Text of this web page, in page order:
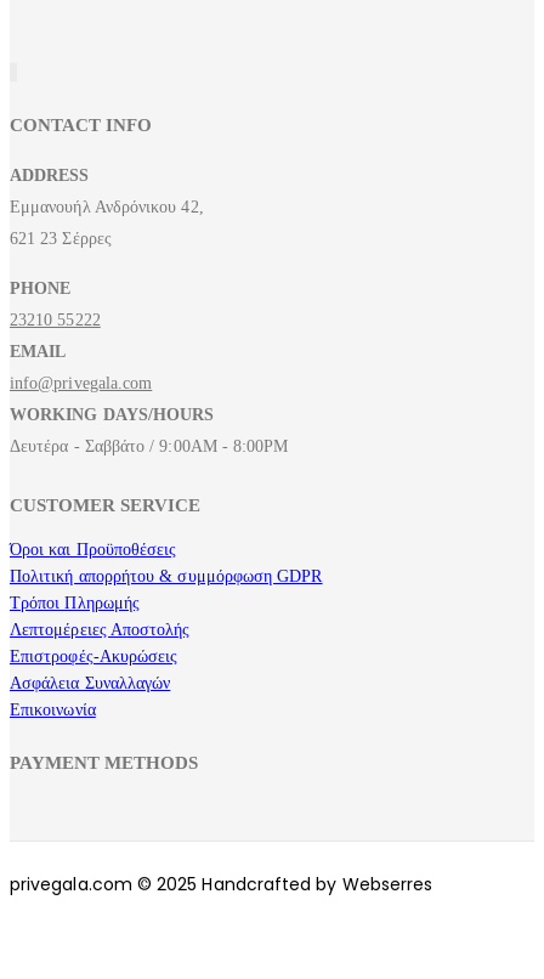
CONTACT INFO
ADDRESS
Εμμανουήλ Ανδρόνικου 42,
621 23 Σέρρες
PHONE
23210 55222
EMAIL
info@privegala.com
WORKING DAYS/HOURS
Δευτέρα - Σαββάτο / 9:00AM - 8:00PM
CUSTOMER SERVICE
Όροι και Προϋποθέσεις
Πολιτική απορρήτου & συμμόρφωση GDPR
Τρόποι Πληρωμής
Λεπτομέρειες Αποστολής
Επιστροφές-Ακυρώσεις
Ασφάλεια Συναλλαγών
Επικοινωνία
PAYMENT METHODS
privegala.com © 2025 Handcrafted by Webserres